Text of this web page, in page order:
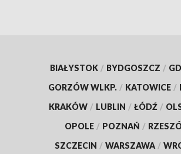
BIAŁYSTOK / BYDGOSZCZ /
GORZÓW WLKP. / KATOWICE /
KRAKÓW / LUBLIN / ŁÓDŹ /
OPOLE / POZNAŃ /
SZCZECIN / WARSZAWA /